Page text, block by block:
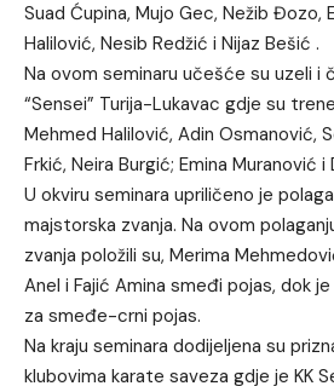
Suad Ćupina, Mujo Gec, Nežib Đozo,
Halilović, Nesib Redžić i Nijaz Bešić .
Na ovom seminaru učešće su uzeli i
“Sensei” Turija-Lukavac gdje su
Mehmed Halilović, Adin Osmanović,
Frkić, Neira Burgić; Emina Muranović i
U okviru seminara upriličeno je
majstorska zvanja. Na ovom
zvanja položili su, Merima
Anel i Fajić Amina smeđi pojas, dok
za smeđe-crni pojas.
Na kraju seminara dodijeljena su
klubovima karate saveza gdje je KK